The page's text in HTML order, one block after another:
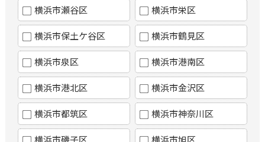
横浜市瀬谷区 横浜市栄区
横浜市保土ケ谷区 横浜市鶴見区
横浜市泉区 横浜市港南区
横浜市港北区 横浜市金沢区
横浜市都筑区 横浜市神奈川区
横浜市磯子区 横浜市旭区